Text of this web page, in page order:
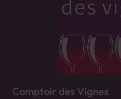
Comptoir des Vignes